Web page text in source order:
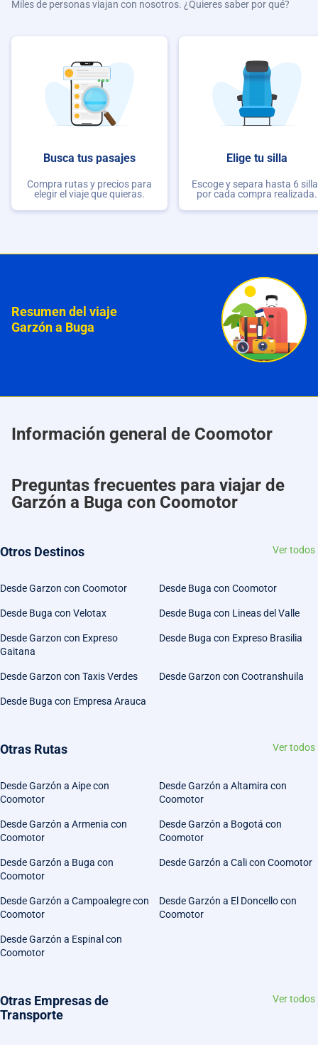
Miles de personas viajan con nosotros. ¿Quieres saber por qué?
Busca tus pasajes
Compra rutas y precios para
elegir el viaje que quieras.
Elige tu silla
Escoge y separa hasta 6
por cada compra realizada.
Resumen del viaje
Garzón a Buga
Información general de Coomotor
Preguntas frecuentes para viajar de
Garzón a Buga con Coomotor
Otros Destinos Ver todos
Desde Garzon con Coomotor Desde Buga con Coomotor
Desde Buga con Velotax Desde Buga con Lineas del Valle
Desde Garzon con Expreso
Gaitana
Desde Buga con Expreso Brasilia
Desde Garzon con Taxis Verdes Desde Garzon con Cootranshuila
Desde Buga con Empresa Arauca
Otras Rutas Ver todos
Desde Garzón a Aipe con
Coomotor
Desde Garzón a Altamira con
Coomotor
Desde Garzón a Armenia con
Coomotor
Desde Garzón a Bogotá con
Coomotor
Desde Garzón a Buga con
Coomotor
Desde Garzón a Cali con Coomotor
Desde Garzón a Campoalegre con
Coomotor
Desde Garzón a El Doncello con
Coomotor
Desde Garzón a Espinal con
Coomotor
Otras Empresas de
Transporte
Ver todos